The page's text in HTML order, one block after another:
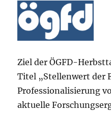
Ziel der ÖGFD-
Titel „Stellenwert der
Professionalisierung
aktuelle